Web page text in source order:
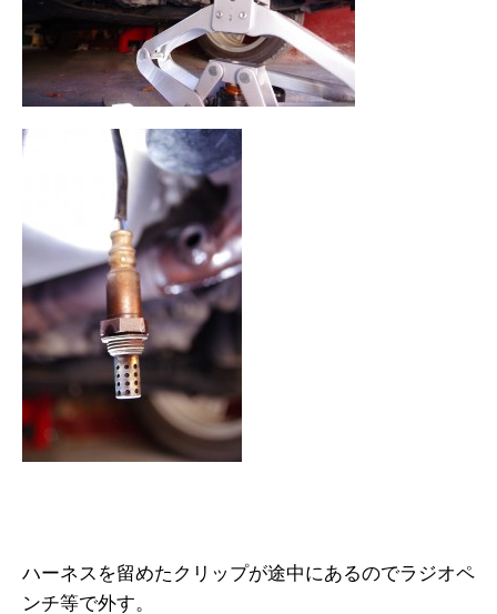
ハーネスを留めたクリップが途中にあるのでラジオペ
ンチ等で外す。